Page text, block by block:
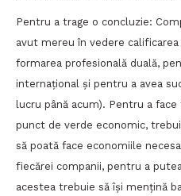
Pentru a trage o concluzie:
avut mereu în vedere
formarea profesională duală,
internațional și pentru a avea
lucru până acum). Pentru a
punct de verde economic,
să poată face economiile
fiecărei companii, pentru a
acestea trebuie să își mențină